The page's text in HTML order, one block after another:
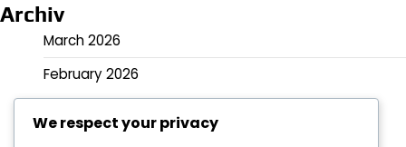
Archiv
March 2026
February 2026
We respect your privacy